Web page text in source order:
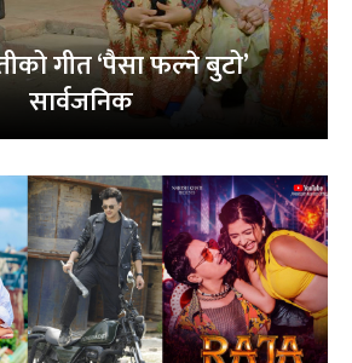
गीत ‘पैसा फल्ने बुटो’
सार्वजनिक